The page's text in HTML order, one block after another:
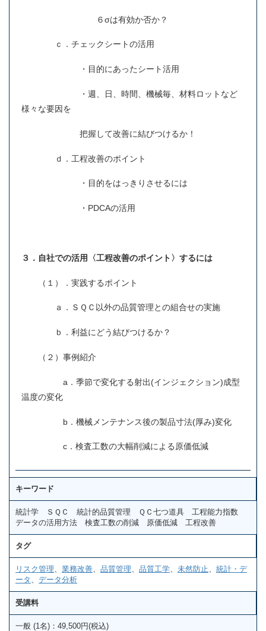
６σは有効か否か？
ｃ．チェックシートの活用
・目的にあったシート活用
・週、日、時間、機械毎、材料ロットなど
様々な要因を
把握して改善に結びつけるか！
ｄ．工程改善のポイント
・目的をはっきりさせるには
・PDCAの活用
３．自社での活用〈工程改善のポイント〉するには
（１）．実践するポイント
ａ．ＳＱＣ以外の品質管理との組合せの実施
ｂ．利益にどう結びつけるか？
（２）事例紹介
a．季節で変化する射出(インジェクション)成型
温度の変化
b．機械メンテナンス後の製品寸法(厚み)変化
c．検査工数の大幅削減による原価低減
キーワード
統計学 ＳＱＣ 統計的品質管理 ＱＣ七つ道具 工程能力指数
データの活用方法 検査工数の削減 原価低減 工程改善
タグ
リスク管理 業務改善 品質管理 品質工学 未然防止
統計・デ
ータ
データ分析
受講料
一般 (1名)：49,500円(税込)